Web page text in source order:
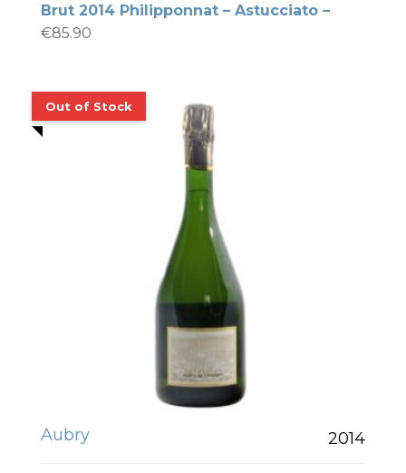
Brut 2014 Philipponnat – Astucciato –
€85.90
Aubry 2014